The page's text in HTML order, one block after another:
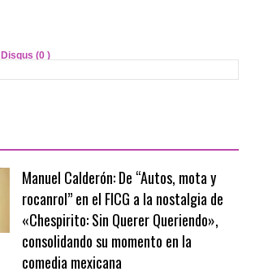
Disqus (0 )
Manuel Calderón: De “Autos, mota y
rocanrol” en el FICG a la nostalgia de
«Chespirito: Sin Querer Queriendo»,
consolidando su momento en la
comedia mexicana